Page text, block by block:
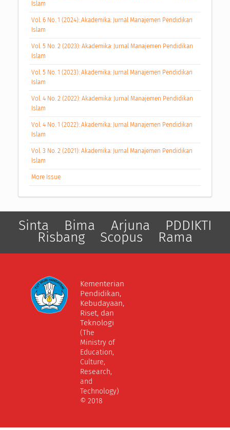
Islam
Vol. 6 No. 1 (2024): Akademika: Jurnal Manajemen Pendidikan
Islam
Vol. 5 No. 2 (2023): Akademika: Jurnal Manajemen Pendidikan
Islam
Vol. 5 No. 1 (2023): Akademika: Jurnal Manajemen Pendidikan
Islam
Vol. 4 No. 2 (2022): Akademika: Jurnal Manajemen Pendidikan
Islam
Vol. 4 No. 1 (2022): Akademika: Jurnal Manajemen Pendidikan
Islam
Vol. 3 No. 2 (2021): Akademika: Jurnal Manajemen Pendidikan
Islam
More Issue
Sinta Bima Arjuna PDDIKTI
Risbang Scopus Rama
Kementerian
Pendidikan,
Kebudayaan,
Riset, dan
Teknologi
(The
Ministry of
Education,
Culture,
Research,
and
Technology)
© 2018